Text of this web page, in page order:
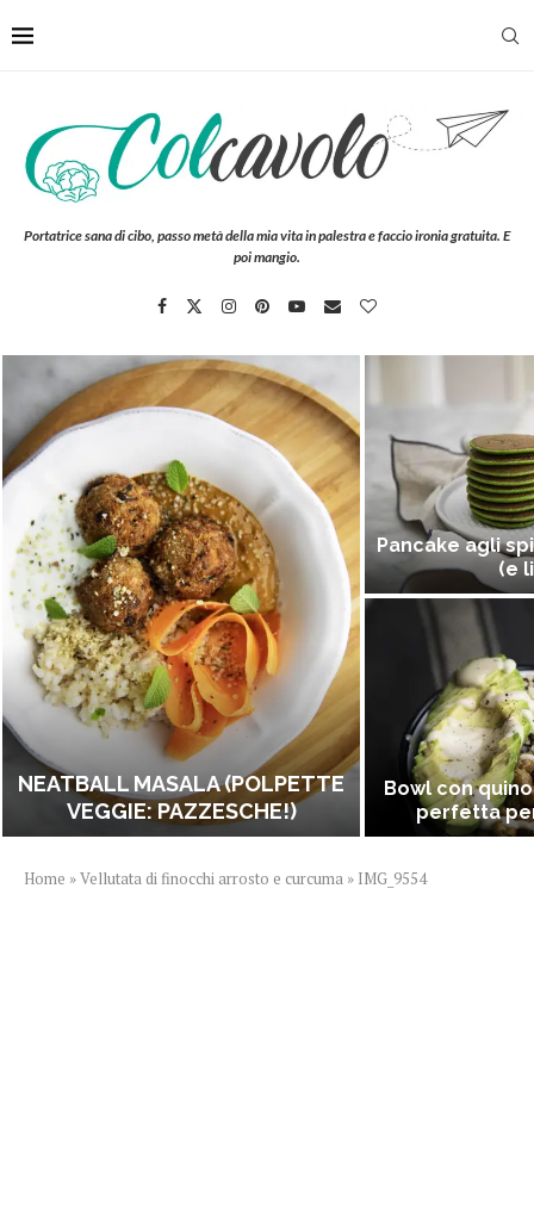
Portatrice sana di cibo, passo metà della mia vita in palestra e faccio ironia gratuita. E
poi mangio.
NEATBALL MASALA (POLPETTE
VEGGIE: PAZZESCHE!)
Pancake agli
(e
Bowl con
perfetta
Home »Vellutata di finocchi arrosto e curcuma » IMG_9554